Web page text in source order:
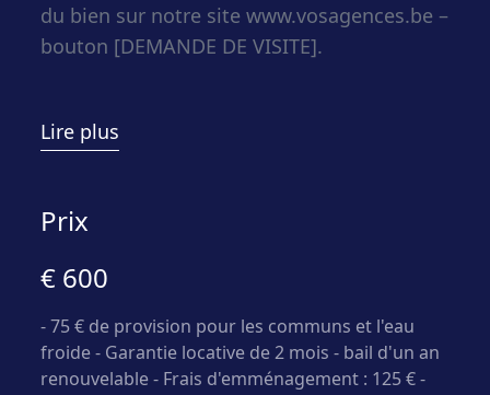
du bien sur notre site www.vosagences.be –
bouton [DEMANDE DE VISITE].
Vos Agences Condrogest Marche vous
propose ce charmant appartement d’une
résidence de 8 logements. Bénéficiant
périphérie du village de Bomal, à
services et commodités, ainsi qu’à 10
kilomètres de l’autoroute E25 (Liège-
Lire plus
Prix
€ 600
- 75 € de provision pour les communs et l'eau
froide - Garantie locative de 2 mois - bail d'un an
renouvelable - Frais d'emménagement : 125 € -